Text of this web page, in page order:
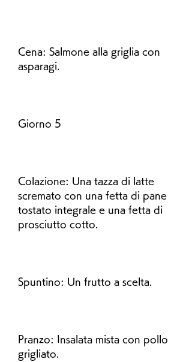
Cena: Salmone alla griglia con
asparagi.
Giorno 5
Colazione: Una tazza di latte
scremato con una fetta di pane
tostato integrale e una fetta di
prosciutto cotto.
Spuntino: Un frutto a scelta.
Pranzo: Insalata mista con pollo
grigliato.